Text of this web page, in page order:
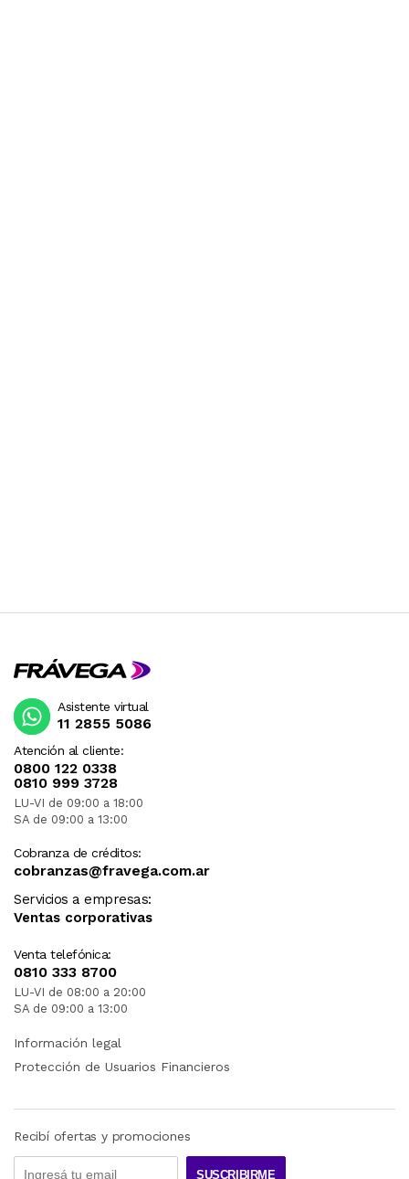
Atención al cliente:
0800 122 0338
0810 999 3728
LU-VI de 09:00 a 18:00
SA de 09:00 a 13:00
Cobranza de créditos:
cobranzas@fravega.com.ar
Servicios a empresas:
Ventas corporativas
Venta telefónica:
0810 333 8700
LU-VI de 08:00 a 20:00
SA de 09:00 a 13:00
Asistente virtual
11 2855 5086
Información legal
Protección de Usuarios Financieros
Recibí ofertas y promociones
SUSCRIBIRME